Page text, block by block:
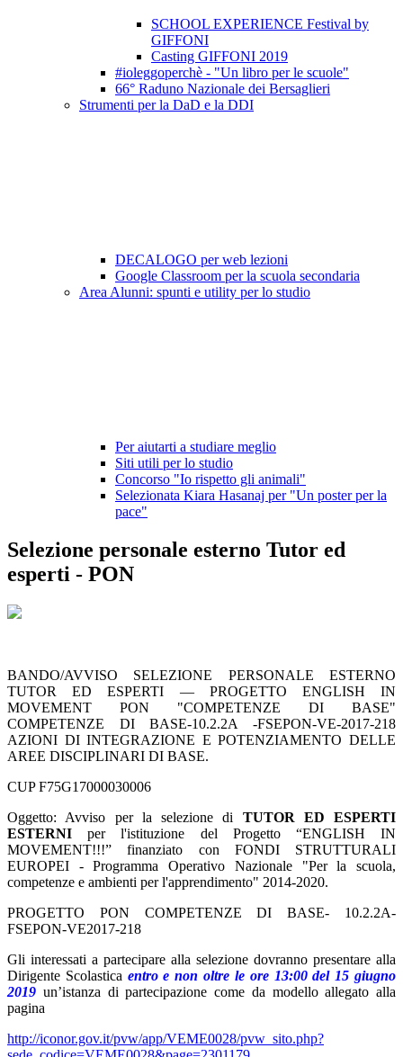
SCHOOL EXPERIENCE Festival by
GIFFONI
Casting GIFFONI 2019
#ioleggoperchè - "Un libro per le scuole"
66° Raduno Nazionale dei Bersaglieri
Strumenti per la DaD e la DDI
DECALOGO per web lezioni
Google Classroom per la scuola secondaria
Area Alunni: spunti e utility per lo studio
Per aiutarti a studiare meglio
Siti utili per lo studio
Concorso "Io rispetto gli animali"
Selezionata Kiara Hasanaj per "Un poster per la
pace"
Selezione personale esterno Tutor ed
esperti - PON
BANDO/AVVISO SELEZIONE PERSONALE ESTERNO
TUTOR ED ESPERTI — PROGETTO ENGLISH IN
MOVEMENT PON "COMPETENZE DI BASE"
COMPETENZE DI BASE-10.2.2A -FSEPON-VE-2017-218
AZIONI DI INTEGRAZIONE E POTENZIAMENTO DELLE
AREE DISCIPLINARI DI BASE.
CUP F75G17000030006
Oggetto: Avviso per la selezione di TUTOR ED ESPERTI
ESTERNI per l'istituzione del Progetto “ENGLISH IN
MOVEMENT!!!” finanziato con FONDI STRUTTURALI
EUROPEI - Programma Operativo Nazionale "Per la scuola,
competenze e ambienti per l'apprendimento" 2014-2020.
PROGETTO PON COMPETENZE DI BASE- 10.2.2A-
FSEPON-VE2017-218
Gli interessati a partecipare alla selezione dovranno presentare alla
Dirigente Scolastica entro e non oltre le ore 13:00 del 15 giugno
2019 un’istanza di partecipazione come da modello allegato alla
pagina
http://iconor.gov.it/pvw/app/VEME0028/pvw_sito.php?